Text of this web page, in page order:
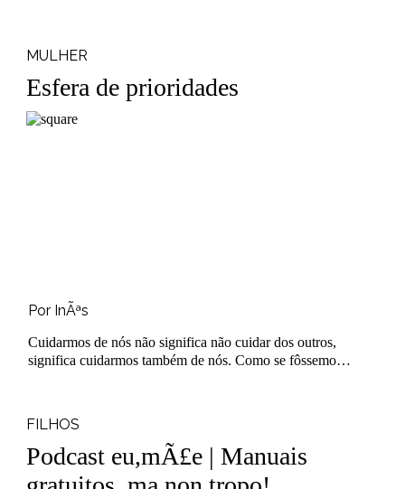
MULHER
Esfera de prioridades
Por InÃªs
Cuidarmos de nós não significa não cuidar dos outros,
significa cuidarmos também de nós. Como se fôssemos -
FILHOS
Podcast eu,mÃ£e | Manuais